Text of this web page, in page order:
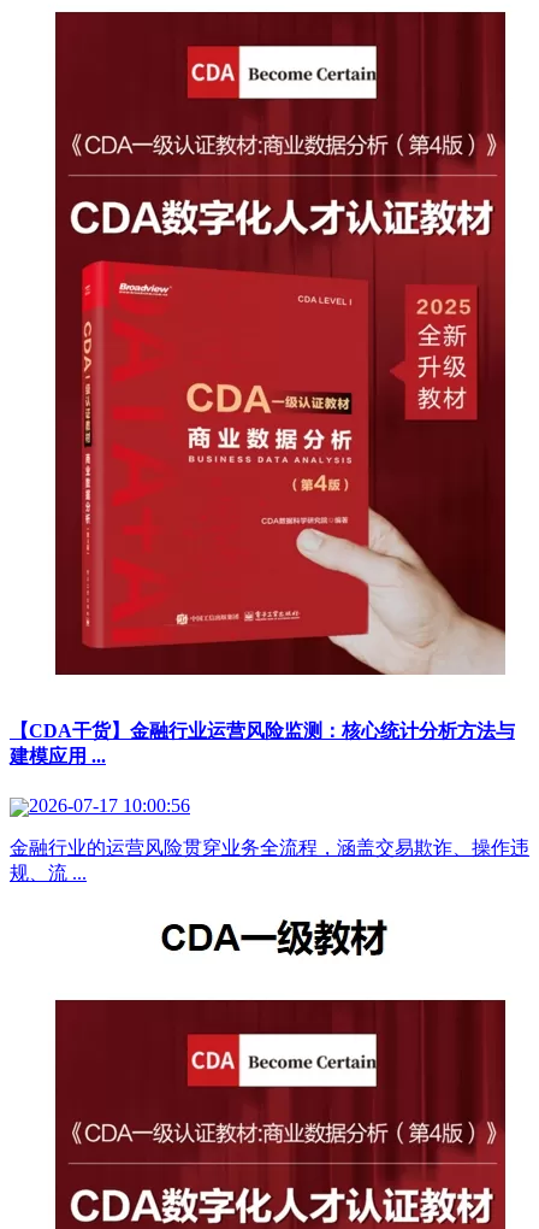
【CDA干货】金融行业运营风险监测：核心统计分析方法与
建模应用 ...
2026-07-17 10:00:56
金融行业的运营风险贯穿业务全流程，涵盖交易欺诈、操作违
规、流 ...